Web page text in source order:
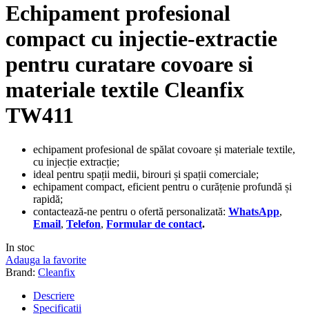
Echipament profesional
compact cu injectie-extractie
pentru curatare covoare si
materiale textile Cleanfix
TW411
echipament profesional de spălat covoare și materiale textile,
cu injecție extracție;
ideal pentru spații medii, birouri și spații comerciale;
echipament compact, eficient pentru o curățenie profundă și
rapidă;
contactează-ne pentru o ofertă personalizată: WhatsApp,
Email, Telefon, Formular de contact.
In stoc
Adauga la favorite
Brand: Cleanfix
Descriere
Specificatii